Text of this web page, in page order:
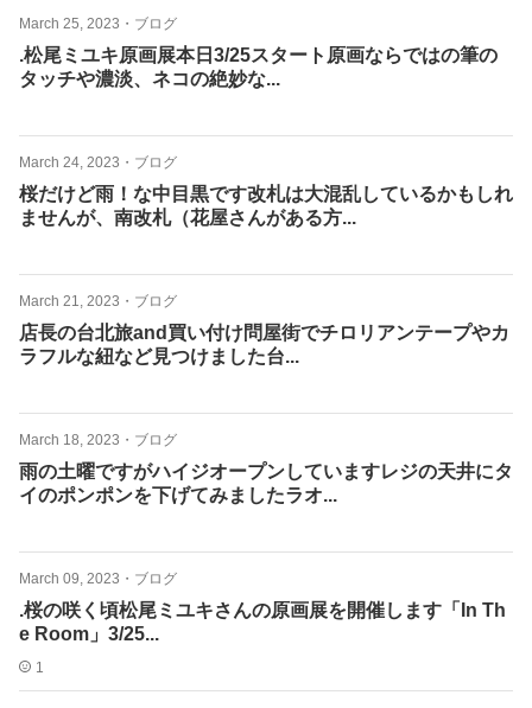
March 25, 2023 ・ ブログ
.松尾ミユキ原画展本日3/25スタート原画ならではの筆の
タッチや濃淡、ネコの絶妙な...
March 24, 2023 ・ ブログ
桜だけど雨！な中目黒です改札は大混乱しているかもしれ
ませんが、南改札（花屋さんがある方...
March 21, 2023 ・ ブログ
店長の台北旅and買い付け問屋街でチロリアンテープやカ
ラフルな紐など見つけました台...
March 18, 2023 ・ ブログ
雨の土曜ですがハイジオープンしていますレジの天井にタ
イのポンポンを下げてみましたラオ...
March 09, 2023 ・ ブログ
.桜の咲く頃松尾ミユキさんの原画展を開催します「In Th
e Room」3/25...
1